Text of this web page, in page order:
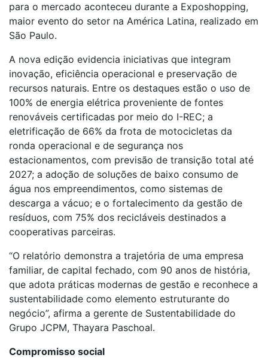
para o mercado aconteceu durante a Exposhopping,
maior evento do setor na América Latina, realizado em
São Paulo.
A nova edição evidencia iniciativas que integram
inovação, eficiência operacional e preservação de
recursos naturais. Entre os destaques estão o uso de
100% de energia elétrica proveniente de fontes
renováveis certificadas por meio do I-REC; a
eletrificação de 66% da frota de motocicletas da
ronda operacional e de segurança nos
estacionamentos, com previsão de transição total até
2027; a adoção de soluções de baixo consumo de
água nos empreendimentos, como sistemas de
descarga a vácuo; e o fortalecimento da gestão de
resíduos, com 75% dos recicláveis destinados a
cooperativas parceiras.
“O relatório demonstra a trajetória de uma empresa
familiar, de capital fechado, com 90 anos de história,
que adota práticas modernas de gestão e reconhece a
sustentabilidade como elemento estruturante do
negócio”, afirma a gerente de Sustentabilidade do
Grupo JCPM, Thayara Paschoal.
Compromisso social